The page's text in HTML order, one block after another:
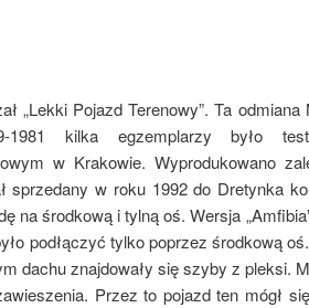
„Lekki Pojazd Terenowy”. Ta
kilka egzemplarzy było
w Krakowie. Wyprodukowano
sprzedany w roku 1992 do Dretynka
na środkową i tylną oś. Wersja
podłączyć tylko poprzez środkową
dachu znajdowały się szyby z pleksi.
Przez to pojazd ten mógł